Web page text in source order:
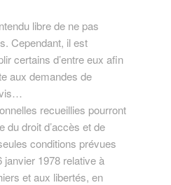
libre de ne pas
Cependant, il est
certains d’entre eux afin
aux demandes de
recueillies pourront
du droit d’accès et de
conditions prévues
janvier 1978 relative à
et aux libertés, en